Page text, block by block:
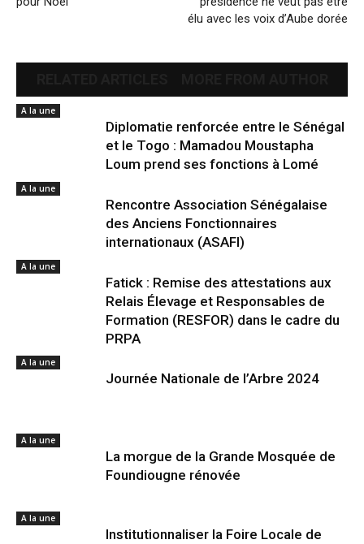
élu avec les voix d’Aube dorée
A la une
Diplomatie renforcée entre le Sénégal
et le Togo : Mamadou Moustapha
Loum prend ses fonctions à Lomé
A la une
Rencontre Association Sénégalaise
des Anciens Fonctionnaires
internationaux (ASAFI)
A la une
Fatick : Remise des attestations aux
Relais Élevage et Responsables de
Formation (RESFOR) dans le cadre du
PRPA
A la une
Journée Nationale de l’Arbre 2024
A la une
La morgue de la Grande Mosquée de
Foundiougne rénovée
A la une
Institutionnaliser la Foire Locale de